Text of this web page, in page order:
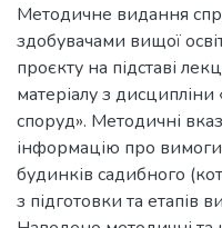
Методичне видання
здобувачами вищої
проєкту на підставі
матеріалу з дисципліни
споруд». Методичні
інформацію про
будинків садибного
з підготовки та етапів